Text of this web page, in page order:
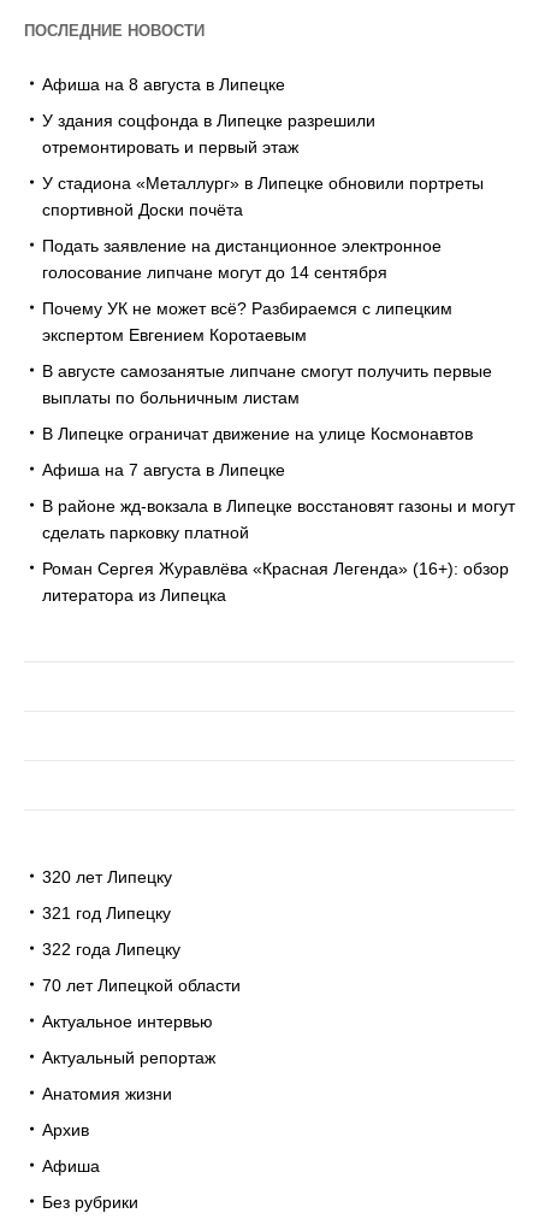
ПОСЛЕДНИЕ НОВОСТИ
Афиша на 8 августа в Липецке
У здания соцфонда в Липецке разрешили
отремонтировать и первый этаж
У стадиона «Металлург» в Липецке обновили портреты
спортивной Доски почёта
Подать заявление на дистанционное электронное
голосование липчане могут до 14 сентября
Почему УК не может всё? Разбираемся с липецким
экспертом Евгением Коротаевым
В августе самозанятые липчане смогут получить первые
выплаты по больничным листам
В Липецке ограничат движение на улице Космонавтов
Афиша на 7 августа в Липецке
В районе жд-вокзала в Липецке восстановят газоны и могут
сделать парковку платной
Роман Сергея Журавлёва «Красная Легенда» (16+): обзор
литератора из Липецка
320 лет Липецку
321 год Липецку
322 года Липецку
70 лет Липецкой области
Актуальное интервью
Актуальный репортаж
Анатомия жизни
Архив
Афиша
Без рубрики